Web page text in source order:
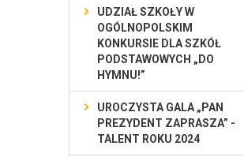
UDZIAŁ SZKOŁY W
OGÓLNOPOLSKIM
KONKURSIE DLA SZKÓŁ
PODSTAWOWYCH „DO
HYMNU!”
UROCZYSTA GALA „PAN
PREZYDENT ZAPRASZA” -
TALENT ROKU 2024